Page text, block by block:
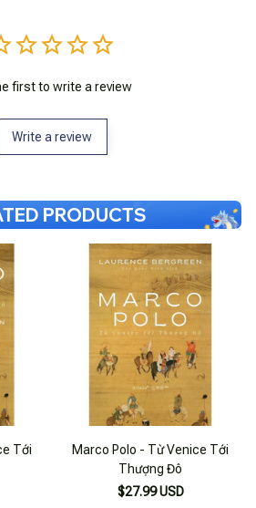
first to write a review
Write a review
PRODUCTS
Tới
Marco Polo - Từ Venice Tới
Thượng Đô
$27.99 USD